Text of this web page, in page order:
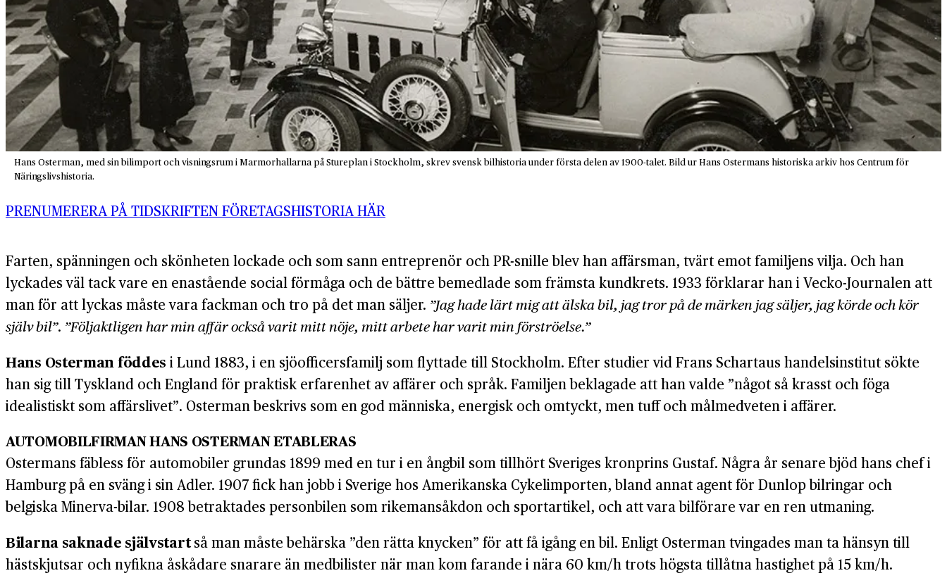
Hans Osterman, med sin bilimport och visningsrum i Marmorhallarna på Stureplan i Stockholm, skrev svensk bilhistoria under första delen av 1900-talet. Bild ur Hans Ostermans historiska arkiv hos Centrum för
Näringslivshistoria.
PRENUMERERA PÅ TIDSKRIFTEN FÖRETAGSHISTORIA HÄR
Farten, spänningen och skönheten lockade och som sann entreprenör och PR-snille blev han affärsman, tvärt emot familjens vilja. Och han
lyckades väl tack vare en enastående social förmåga och de bättre bemedlade som främsta kundkrets. 1933 förklarar han i Vecko-Journalen att
man för att lyckas måste vara fackman och tro på det man säljer. ”Jag hade lärt mig att älska bil, jag tror på de märken jag säljer, jag körde och kör
själv bil”. ”Följaktligen har min affär också varit mitt nöje, mitt arbete har varit min förströelse.”
Hans Osterman föddes i Lund 1883, i en sjöofficersfamilj som flyttade till Stockholm. Efter studier vid Frans Schartaus handelsinstitut sökte
han sig till Tyskland och England för praktisk erfarenhet av affärer och språk. Familjen beklagade att han valde ”något så krasst och föga
idealistiskt som affärslivet”. Osterman beskrivs som en god människa, energisk och omtyckt, men tuff och målmedveten i affärer.
AUTOMOBILFIRMAN HANS OSTERMAN ETABLERAS
Ostermans fäbless för automobiler grundas 1899 med en tur i en ångbil som tillhört Sveriges kronprins Gustaf. Några år senare bjöd hans chef i
Hamburg på en sväng i sin Adler. 1907 fick han jobb i Sverige hos Amerikanska Cykelimporten, bland annat agent för Dunlop bilringar och
belgiska Minerva-bilar. 1908 betraktades personbilen som rikemansåkdon och sportartikel, och att vara bilförare var en ren utmaning.
Bilarna saknade självstartså man måste behärska ”den rätta knycken” för att få igång en bil. Enligt Osterman tvingades man ta hänsyn till
hästskjutsar och nyfikna åskådare snarare än medbilister när man kom farande i nära 60 km/h trots högsta tillåtna hastighet på 15 km/h.